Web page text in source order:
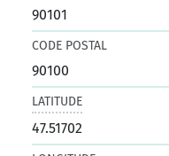
90101
CODE POSTAL
90100
LATITUDE
47.51702